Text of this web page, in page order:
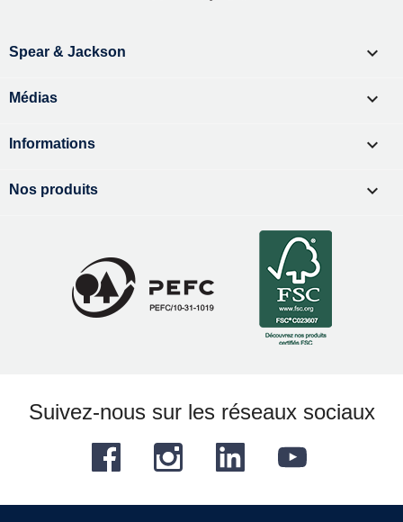
Spear & Jackson 
Médias 
Informations 
Nos produits 
Suivez-nous sur les réseaux sociaux
Facebook YouTube
Instagram LinkedIn